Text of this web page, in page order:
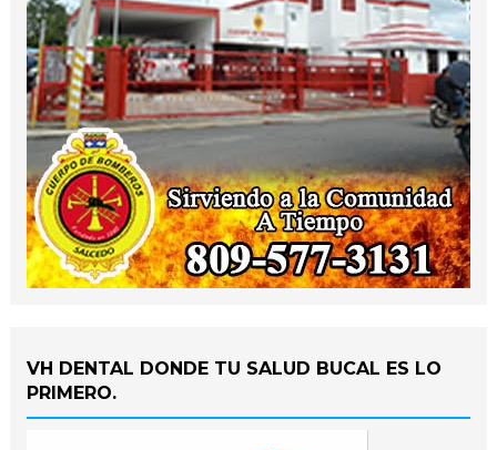
VH DENTAL DONDE TU SALUD BUCAL ES LO
PRIMERO.